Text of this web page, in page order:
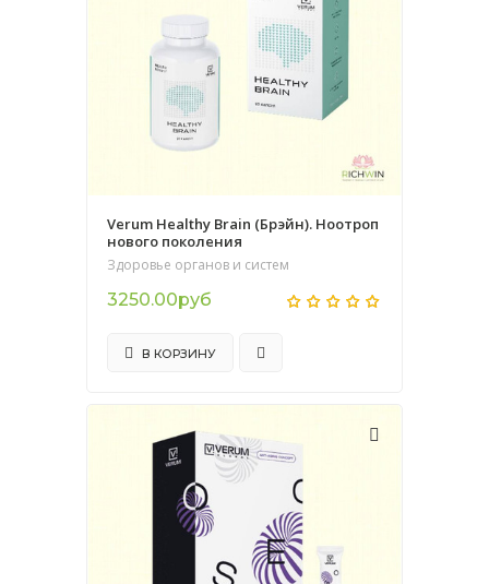
Verum Healthy Brain (Брэйн). Ноотроп
нового поколения
Здоровье органов и систем
3250.00руб
В КОРЗИНУ